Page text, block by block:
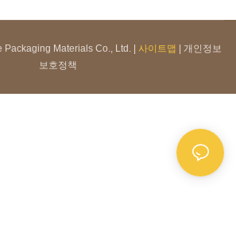
Materials Co., Ltd. | 사이트맵
개인정보
보호정책